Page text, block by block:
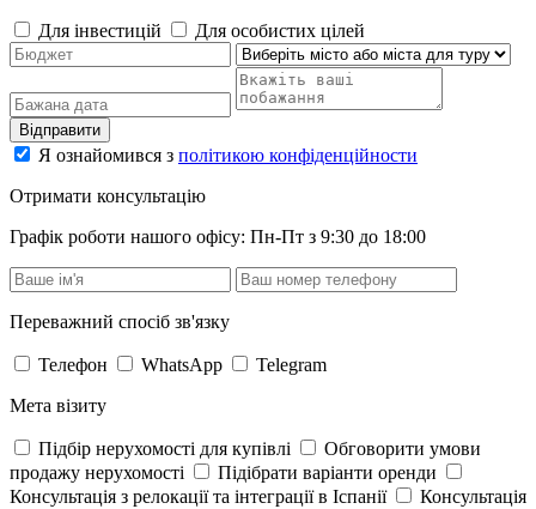
Для інвестицій Для особистих цілей
Відправити
Я ознайомився з політикою конфіденційности
Отримати консультацію
Графік роботи нашого офісу: Пн-Пт з 9:30 до 18:00
Переважний спосіб зв'язку
Телефон WhatsApp
Telegram
Мета візиту
Підбір нерухомості для купівлі
Обговорити умови
продажу нерухомості
Підібрати варіанти оренди
Консультація з релокації та інтеграції в Іспанії
Консультація